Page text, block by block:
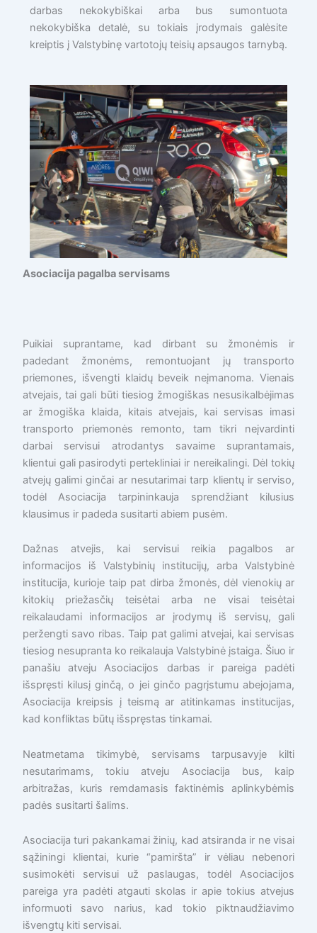
darbas nekokybiškai arba bus sumontuota
nekokybiška detalė, su tokiais įrodymais galėsite
kreiptis į Valstybinę vartotojų teisių apsaugos tarnybą.
Asociacija pagalba servisams
Puikiai suprantame, kad dirbant su žmonėmis ir
padedant žmonėms, remontuojant jų transporto
priemones, išvengti klaidų beveik neįmanoma. Vienais
atvejais, tai gali būti tiesiog žmogiškas nesusikalbėjimas
ar žmogiška klaida, kitais atvejais, kai servisas imasi
transporto priemonės remonto, tam tikri neįvardinti
darbai servisui atrodantys savaime suprantamais,
klientui gali pasirodyti pertekliniai ir nereikalingi. Dėl tokių
atvejų galimi ginčai ar nesutarimai tarp klientų ir serviso,
todėl Asociacija tarpininkauja sprendžiant kilusius
klausimus ir padeda susitarti abiem pusėm.
Dažnas atvejis, kai servisui reikia pagalbos ar
informacijos iš Valstybinių institucijų, arba Valstybinė
institucija, kurioje taip pat dirba žmonės, dėl vienokių ar
kitokių priežasčių teisėtai arba ne visai teisėtai
reikalaudami informacijos ar įrodymų iš servisų, gali
peržengti savo ribas. Taip pat galimi atvejai, kai servisas
tiesiog nesupranta ko reikalauja Valstybinė įstaiga. Šiuo ir
panašiu atveju Asociacijos darbas ir pareiga padėti
išspręsti kilusį ginčą, o jei ginčo pagrįstumu abejojama,
Asociacija kreipsis į teismą ar atitinkamas institucijas,
kad konfliktas būtų išspręstas tinkamai.
Neatmetama tikimybė, servisams tarpusavyje kilti
nesutarimams, tokiu atveju Asociacija bus, kaip
arbitražas, kuris remdamasis faktinėmis aplinkybėmis
padės susitarti šalims.
Asociacija turi pakankamai žinių, kad atsiranda ir ne visai
sąžiningi klientai, kurie “pamiršta” ir vėliau nebenori
susimokėti servisui už paslaugas, todėl Asociacijos
pareiga yra padėti atgauti skolas ir apie tokius atvejus
informuoti savo narius, kad tokio piktnaudžiavimo
išvengtų kiti servisai.